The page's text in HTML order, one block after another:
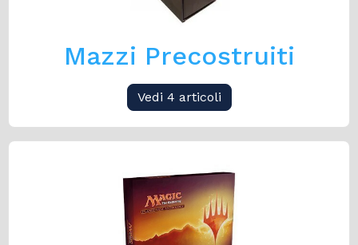
Mazzi Precostruiti
Vedi 4 articoli